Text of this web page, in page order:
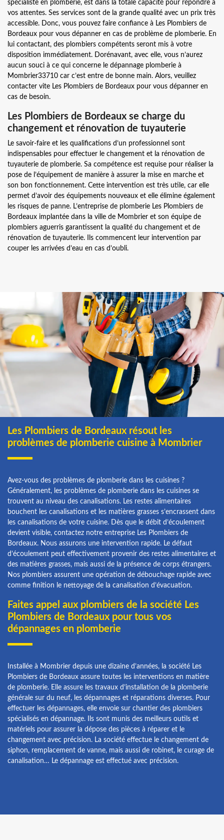
spécialiste en plomberie, est dans la totale capacité pour répondre à
vos attentes. Ses services sont de la grande qualité avec un prix très
accessible. Donc, vous pouvez faire confiance à Les Plombiers de
Bordeaux pour vous dépanner en cas de problème de plomberie. En
lui contactant, des plombiers compétents seront mis à votre
disposition immédiatement. Dorénavant, avec elle, vous n’aurez
aucun souci à ce qui concerne le dépannage plomberie à
Mombrier33710 car c’est entre de bonne main. Alors, veuillez
contacter vite Les Plombiers de Bordeaux pour vous dépanner en
cas de besoin.
Les Plombiers de Bordeaux se charge du
changement et rénovation de tuyauterie
Le savoir-faire et les qualifications d’un professionnel sont
indispensables pour effectuer le changement et la rénovation de
tuyauterie de plomberie. Sa compétence est requise pour réaliser la
pose de l’équipement de manière à assurer la mise en marche et
son bon fonctionnement. Cette intervention est très utile, car elle
permet d’avoir des équipements nouveaux et elle élimine également
les risques de panne. L’entreprise de plomberie Les Plombiers de
Bordeaux implantée dans la ville de Mombrier et son équipe de
plombiers aguerris garantissent la qualité du changement et de
rénovation de tuyauterie. Ils commencent leur intervention par
couper les arrivées d’eau en cas d’oubli.
Les Plombiers de Bordeaux résout les
problèmes de plomberie cuisine à Mombrier
Avez-vous des problèmes de plomberie dans les cuisines ?
Généralement, les problèmes de plomberie dans les cuisines se
trouvent au niveau des canalisations. Les restes alimentaires
bouchent les canalisations et les matières grasses s’encrassent dans
les canalisations de votre cuisine. Dès que le débit d’écoulement
devient visible, contactez notre entreprise Les Plombiers de
Bordeaux. Nous assurons une intervention rapide. Le défaut
d’écoulement peut effectivement provenir des restes alimentaires et
des matières grasses, mais aussi de la présence de corps étrangers.
Nos plombiers assurent une opération de débouchage rapide avec
comme finition le nettoyage de la canalisation d’évacuation.
Faites appel aux plombiers de la société Les
Plombiers de Bordeaux pour tous vos
dépannages en plomberie
Installée à Mombrier depuis une dizaine d’années, la société Les
Plombiers de Bordeaux assure toutes les interventions en matière
de plomberie. Elle assure les travaux d’installation de la plomberie
générale sur du neuf, les dépannages et réparations diverses. Pour
effectuer les dépannages, elle envoie sur chantier des plombiers
spécialisés en dépannage. Ils sont munis des meilleurs outils et
matériels pour assurer la dépose des pièces à réparer et le
changement avec précision. La société effectue le changement de
siphon, remplacement de vanne, mais aussi de robinet, le curage de
canalisation… Le dépannage est effectué avec précision.